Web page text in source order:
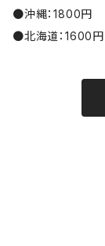
●沖縄：1800円
●北海道：1600円